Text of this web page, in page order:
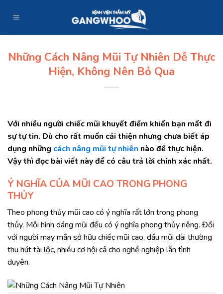
Những Cách Nâng Mũi Tự Nhiên Dễ Thực
Hiện, Không Nên Bỏ Qua
Với nhiều người chiếc mũi khuyết điểm khiến bạn mất đi
sự tự tin. Dù cho rất muốn cải thiện nhưng chưa biết áp
dụng những cách nâng mũi tự nhiên nào để thực hiện.
Vậy thì đọc bài viết này để có câu trả lời chính xác nhất.
Ý NGHĨA CỦA MŨI CAO TRONG PHONG
THỦY
Theo phong thủy mũi cao có ý nghĩa rất lớn trong phong
thủy. Mỗi hình dáng mũi đều có ý nghĩa phong thủy riêng. Đối
với người may mắn sở hữu chiếc mũi cao, đầu mũi dài thường
thu hút tài lộc, nhiều cơ hội cả cho nghề nghiệp lẫn tình
duyên.